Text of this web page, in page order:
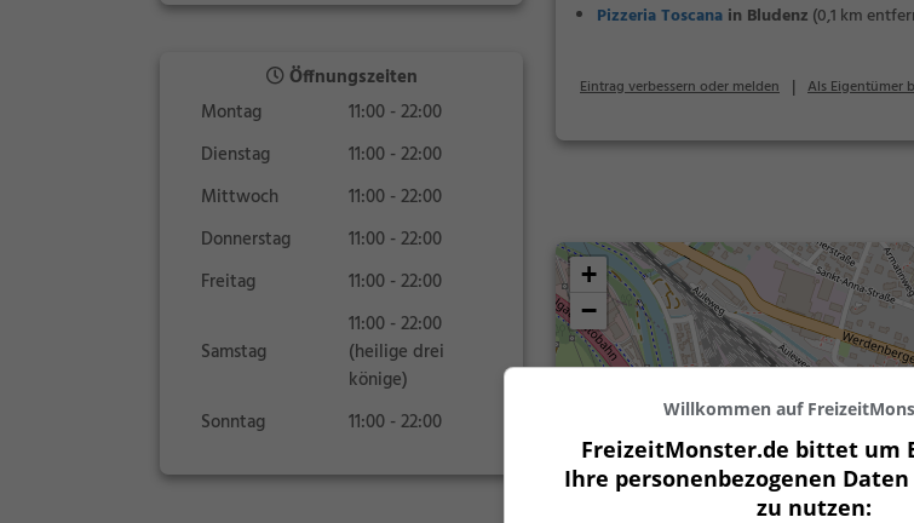
Öffnungszeiten
Montag
11:00 - 22:00
Dienstag
11:00 - 22:00
Mittwoch
11:00 - 22:00
Donnerstag
11:00 - 22:00
Freitag
11:00 - 22:00
Samstag
11:00 - 22:00
(heilige drei
könige)
Sonntag
11:00 - 22:00
Pizzeria Toscana in Bludenz (0,1 km
Eintrag verbessern oder melden | Als Eigentümer
+
−
Willkommen auf
FreizeitMonster.de bittet um
Ihre personenbezogenen
zu nutzen: